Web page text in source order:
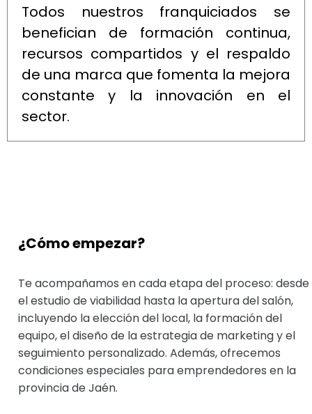
Todos nuestros franquiciados se
benefician de formación continua,
recursos compartidos y el respaldo
de una marca que fomenta la mejora
constante y la innovación en el
sector.
¿Cómo empezar?
Te acompañamos en cada etapa del proceso: desde
el estudio de viabilidad hasta la apertura del salón,
incluyendo la elección del local, la formación del
equipo, el diseño de la estrategia de marketing y el
seguimiento personalizado. Además, ofrecemos
condiciones especiales para emprendedores en la
provincia de Jaén.